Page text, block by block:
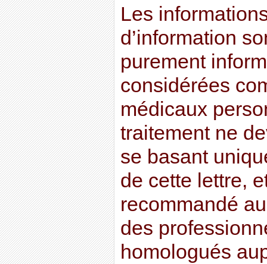
Les
d’information
purement
considérées
médicaux
traitement ne
se basant
de cette lettre,
recommandé
des
homologués